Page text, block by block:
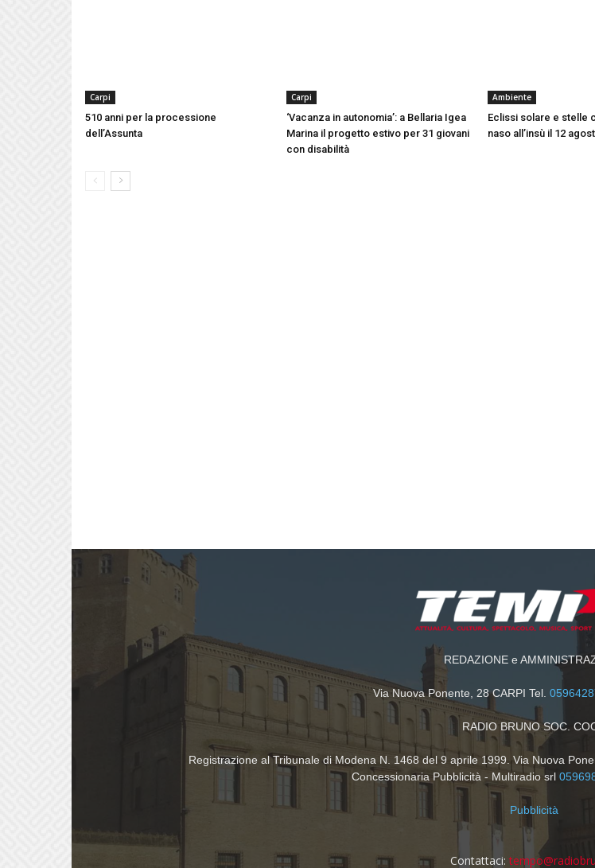
Carpi
510 anni per la processione
dell’Assunta
Carpi
‘Vacanza in autonomia’: a Bellaria Igea
Marina il progetto estivo per 31 giovani
con disabilità
Ambiente
Eclissi solare e stelle
naso all’insù il 12
REDAZIONE e
Via Nuova Ponente, 28 CARPI Tel.
RADIO BRUNO SOC.
Registrazione al Tribunale di Modena N. 1468 del 9 aprile 1999. Via Nuova
Concessionaria Pubblicità - Multiradio srl
Pubblicità
Contattaci: